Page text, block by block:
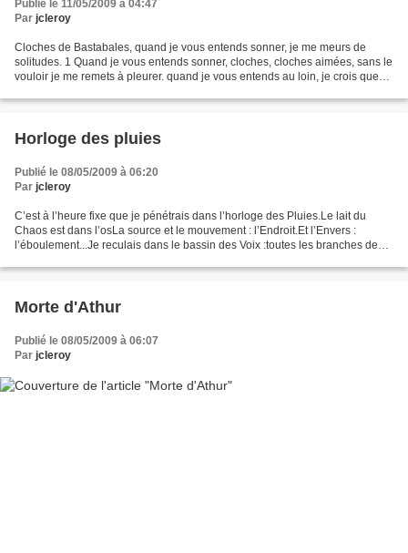
Publié le 11/05/2009 à 04:47
Par jcleroy
Cloches de Bastabales, quand je vous entends sonner, je me meurs de
solitudes. 1 Quand je vous entends sonner, cloches, cloches aimées, sans le
vouloir je me remets à pleurer. quand je vous entends au loin, je crois que
Horloge des pluies
Publié le 08/05/2009 à 06:20
Par jcleroy
C’est à l’heure fixe que je pénétrais dans l’horloge des Pluies.Le lait du
Chaos est dans l’osLa source et le mouvement : l’Endroit.Et l’Envers :
l’éboulement...Je reculais dans le bassin des Voix :toutes les branches de
Morte d'Athur
Publié le 08/05/2009 à 06:07
Par jcleroy